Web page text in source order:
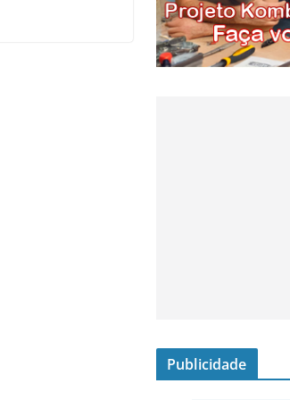
Publicidade